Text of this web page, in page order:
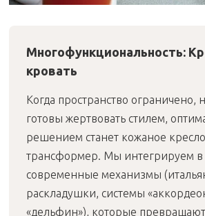
Многофункциональность:
кровать
Когда пространство ограничено,
готовы жертвовать стилем,
решением станет кожаное
трансформер. Мы интегрируем в
современные механизмы
раскладушки, системы
«дельфин»), которые